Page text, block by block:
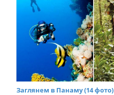
Заглянем в Панаму (14 фото)